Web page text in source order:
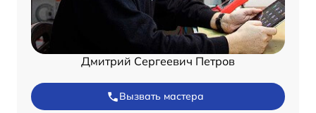
Дмитрий Сергеевич Петров
Вызвать мастера